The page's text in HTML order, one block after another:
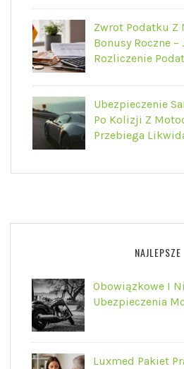
Zwrot Podatku Z
Bonusy Roczne –
Rozliczenie
Ubezpieczenie
Po Kolizji Z
Przebiega
NAJLEPSZE
Obowiązkowe I
Ubezpieczenia
Luxmed Pakiet